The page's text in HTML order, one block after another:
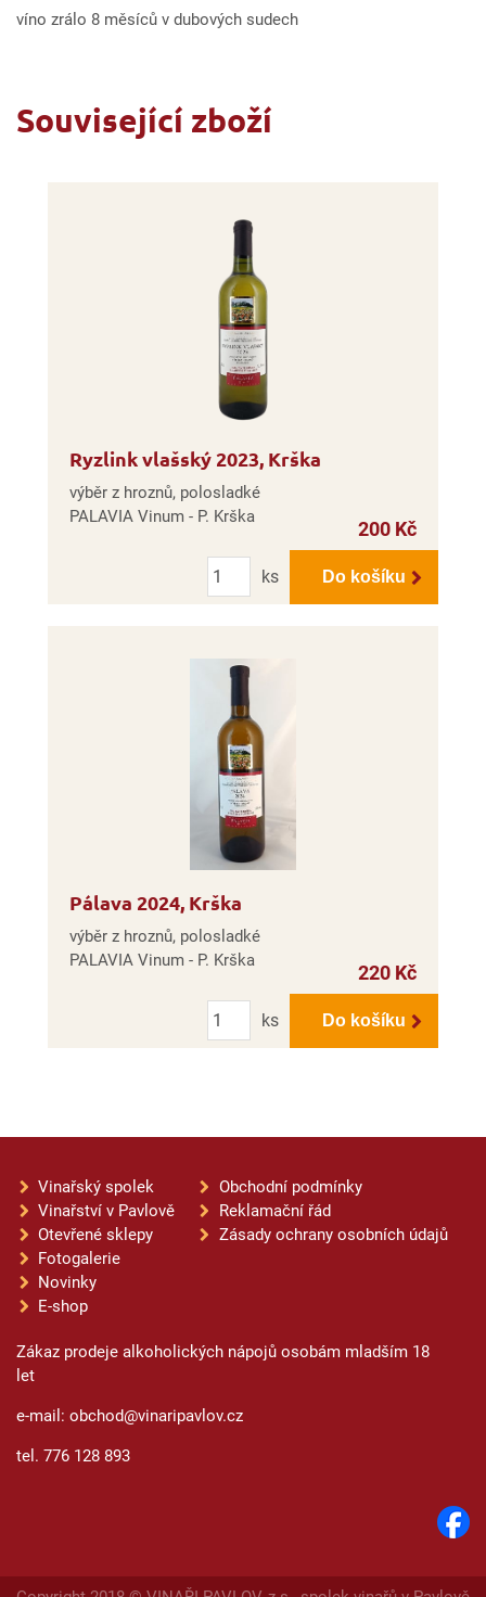
víno zrálo 8 měsíců v dubových sudech
Související zboží
Ryzlink vlašský 2023, Krška
výběr z hroznů, polosladké
PALAVIA Vinum - P. Krška
200 Kč
Počet
ks
Do košíku
Pálava 2024, Krška
výběr z hroznů, polosladké
PALAVIA Vinum - P. Krška
220 Kč
Počet
ks
Do košíku
Vinařský spolek
Vinařství v Pavlově
Otevřené sklepy
Fotogalerie
Novinky
E-shop
Obchodní podmínky
Reklamační řád
Zásady ochrany osobních údajů
Zákaz prodeje alkoholických nápojů osobám mladším 18
let
e-mail: obchod@vinaripavlov.cz
tel. 776 128 893